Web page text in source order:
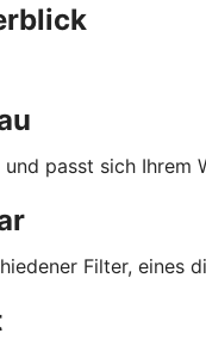
passt sich Ihrem
Filter, eines